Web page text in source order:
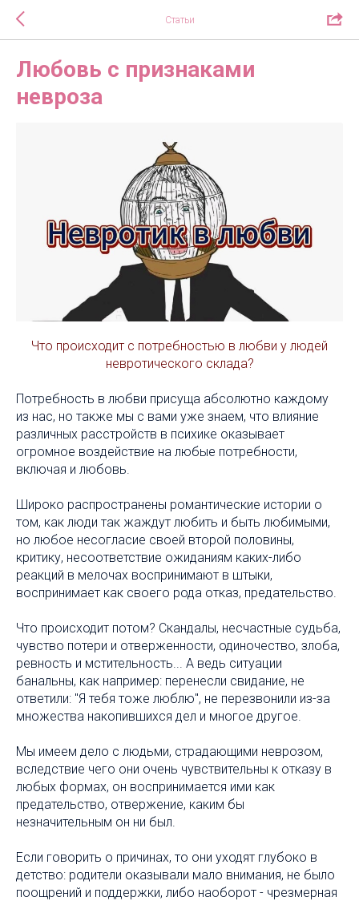
Статьи
Любовь с признаками
невроза
Что происходит с потребностью в любви у людей
невротического склада?
Потребность в любви присуща абсолютно каждому
из нас, но также мы с вами уже знаем, что влияние
различных расстройств в психике оказывает
огромное воздействие на любые потребности,
включая и любовь.
Широко распространены романтические истории о
том, как люди так жаждут любить и быть любимыми,
но любое несогласие своей второй половины,
критику, несоответствие ожиданиям каких-либо
реакций в мелочах воспринимают в штыки,
воспринимает как своего рода отказ, предательство.
Что происходит потом? Скандалы, несчастные судьба,
чувство потери и отверженности, одиночество, злоба,
ревность и мстительность... А ведь ситуации
банальны, как например: перенесли свидание, не
ответили: "Я тебя тоже люблю", не перезвонили из-за
множества накопившихся дел и многое другое.
Мы имеем дело с людьми, страдающими неврозом,
вследствие чего они очень чувствительны к отказу в
любых формах, он воспринимается ими как
предательство, отвержение, каким бы
незначительным он ни был.
Если говорить о причинах, то они уходят глубоко в
детство: родители оказывали мало внимания, не было
поощрений и поддержки, либо наоборот - чрезмерная